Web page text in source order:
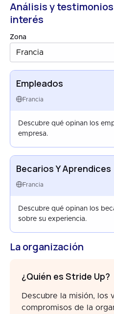
Análisis y
interés
Zona
Francia
Empleados
Francia
Descubre qué opinan los
empresa.
Becarios Y Aprendices
Francia
Descubre qué opinan los
sobre su experiencia.
La organización
¿Quién es Stride Up?
Descubre la misión, los
compromisos de la